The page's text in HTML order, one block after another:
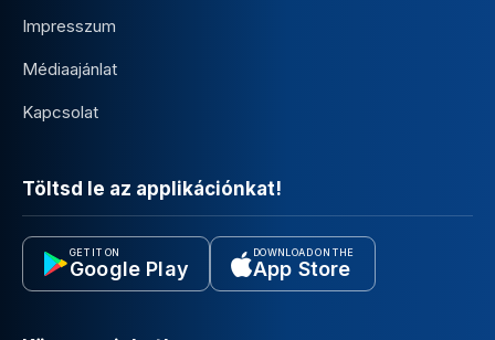
Impresszum
Médiaajánlat
Kapcsolat
Töltsd le az applikációnkat!
GET IT ON
Google Play
DOWNLOAD ON THE
App Store